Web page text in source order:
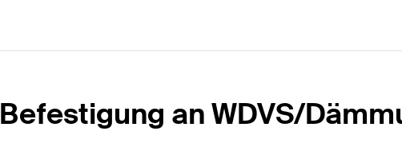
Befestigung an WDVS/